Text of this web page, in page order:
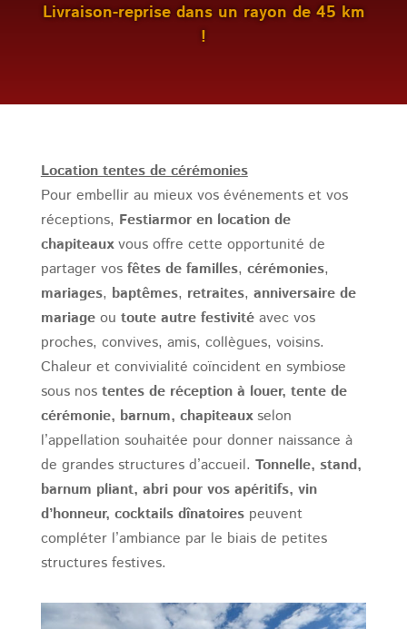
Livraison-reprise dans un rayon de 45 km
!
Location tentes de cérémonies
Pour embellir au mieux vos événements et vos
réceptions, Festiarmor en location de
chapiteauxvous offre cette opportunité de
partager vos fêtes de familles, cérémonies,
mariages, baptêmes, retraites, anniversaire de
mariageou toute autre festivitéavec vos
proches, convives, amis, collègues, voisins.
Chaleur et convivialité coïncident en symbiose
sous nos tentes de réception à louer, tente de
cérémonie, barnum, chapiteauxselon
l’appellation souhaitée pour donner naissance à
de grandes structures d’accueil. Tonnelle, stand,
barnum pliant, abri pour vos apéritifs, vin
d’honneur, cocktails dînatoirespeuvent
compléter l’ambiance par le biais de petites
structures festives.